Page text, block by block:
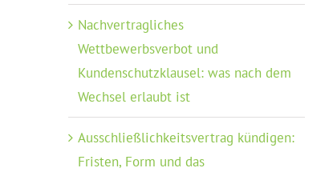
Nachvertragliches
Wettbewerbsverbot und
Kundenschutzklausel: was nach dem
Wechsel erlaubt ist
Ausschließlichkeitsvertrag kündigen:
Fristen, Form und das